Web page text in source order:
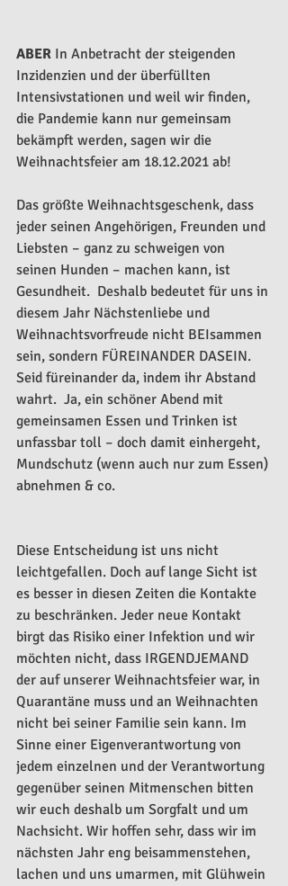
ABER In Anbetracht der steigenden
Inzidenzien und der überfüllten
Intensivstationen und weil wir finden,
die Pandemie kann nur gemeinsam
bekämpft werden, sagen wir die
Weihnachtsfeier am 18.12.2021 ab!
Das größte Weihnachtsgeschenk, dass
jeder seinen Angehörigen, Freunden und
Liebsten – ganz zu schweigen von
seinen Hunden – machen kann, ist
Gesundheit.  Deshalb bedeutet für uns in
diesem Jahr Nächstenliebe und
Weihnachtsvorfreude nicht BEIsammen
sein, sondern FÜREINANDER DASEIN.
Seid füreinander da, indem ihr Abstand
wahrt.  Ja, ein schöner Abend mit
gemeinsamen Essen und Trinken ist
unfassbar toll – doch damit einhergeht,
Mundschutz (wenn auch nur zum Essen)
abnehmen & co.
Diese Entscheidung ist uns nicht
leichtgefallen. Doch auf lange Sicht ist
es besser in diesen Zeiten die Kontakte
zu beschränken. Jeder neue Kontakt
birgt das Risiko einer Infektion und wir
möchten nicht, dass IRGENDJEMAND
der auf unserer Weihnachtsfeier war, in
Quarantäne muss und an Weihnachten
nicht bei seiner Familie sein kann. Im
Sinne einer Eigenverantwortung von
jedem einzelnen und der Verantwortung
gegenüber seinen Mitmenschen bitten
wir euch deshalb um Sorgfalt und um
Nachsicht. Wir hoffen sehr, dass wir im
nächsten Jahr eng beisammenstehen,
lachen und uns umarmen, mit Glühwein